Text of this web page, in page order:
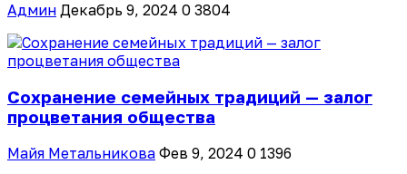
Админ Декабрь 9, 2024 0 3804
Сохранение семейных традиций — залог
процветания общества
Майя Метальникова Фев 9, 2024 0 1396